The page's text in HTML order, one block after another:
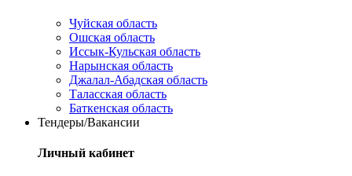
Чуйская область
Ошская область
Иссык-Кульская область
Нарынская область
Джалал-Абадская область
Таласская область
Баткенская область
Тендеры/Вакансии
Личный кабинет